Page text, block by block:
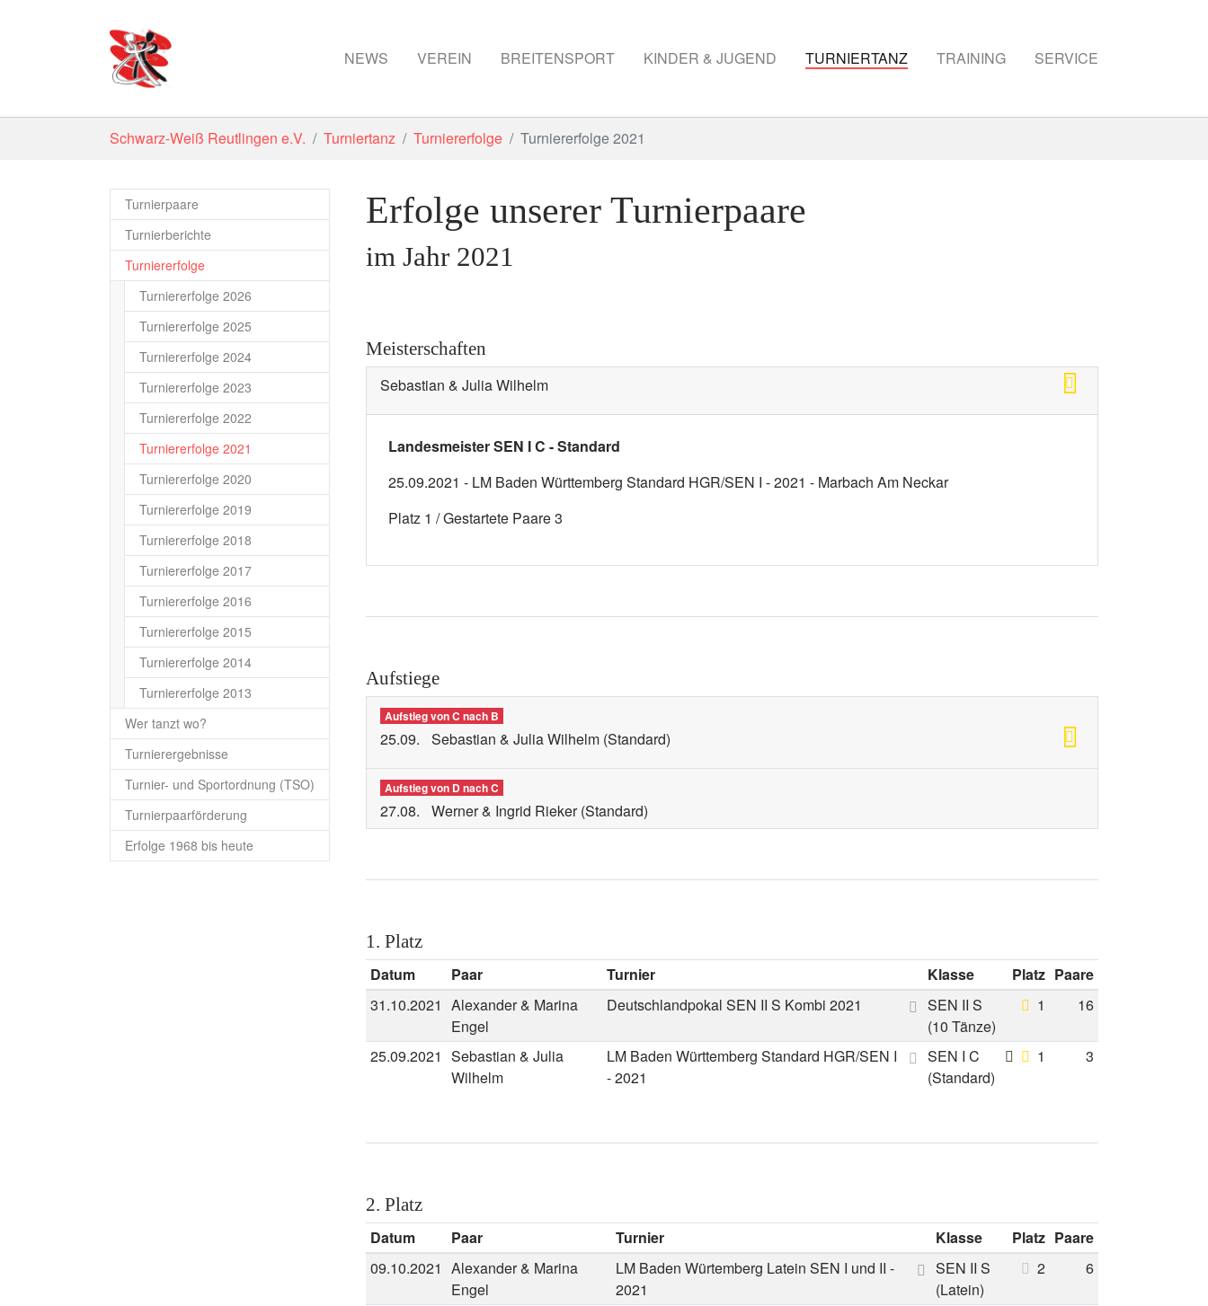
NEWS VEREIN BREITENSPORT KINDER & JUGEND TURNIERTANZ TRAINING SERVICE
Schwarz-Weiß Reutlingen e.V. Turniertanz Turniererfolge Turniererfolge 2021
Turnierpaare
Turnierberichte
Turniererfolge
Turniererfolge 2026
Turniererfolge 2025
Turniererfolge 2024
Turniererfolge 2023
Turniererfolge 2022
Turniererfolge 2021
Turniererfolge 2020
Turniererfolge 2019
Turniererfolge 2018
Turniererfolge 2017
Turniererfolge 2016
Turniererfolge 2015
Turniererfolge 2014
Turniererfolge 2013
Wer tanzt wo?
Turnierergebnisse
Turnier- und Sportordnung (TSO)
Turnierpaarförderung
Erfolge 1968 bis heute
Erfolge unserer Turnierpaare
im Jahr 2021
Meisterschaften
Sebastian & Julia Wilhelm
Landesmeister SEN I C - Standard
25.09.2021 - LM Baden Württemberg Standard HGR/SEN I - 2021 - Marbach Am Neckar
Platz 1 / Gestartete Paare 3
Aufstiege
Aufstieg von C nach B
25.09. Sebastian & Julia Wilhelm (Standard)
Aufstieg von D nach C
27.08. Werner & Ingrid Rieker(Standard)
1. Platz
Datum
Paar Turnier Klasse Platz Paare
31.10.2021 Alexander & Marina
Engel
Deutschlandpokal SEN II S Kombi 2021
SEN II S
(10 Tänze)
1 16
25.09.2021 Sebastian & Julia
Wilhelm
LM Baden Württemberg Standard HGR/SEN I
- 2021
SEN I C
(Standard)
1 3
2. Platz
Datum
Paar Turnier Klasse Platz Paare
09.10.2021 Alexander & Marina
Engel
LM Baden Würtemberg Latein SEN I und II -
2021
SEN II S
(Latein)
2 6